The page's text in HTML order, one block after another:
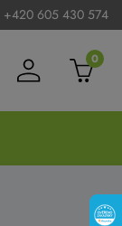
+420 605 430 574
0